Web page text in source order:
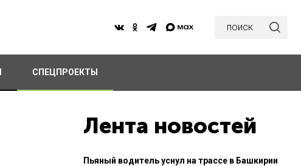
поиск
СПЕЦПРОЕКТЫ
Лента новостей
Пьяный водитель уснул на трассе в Башкирии